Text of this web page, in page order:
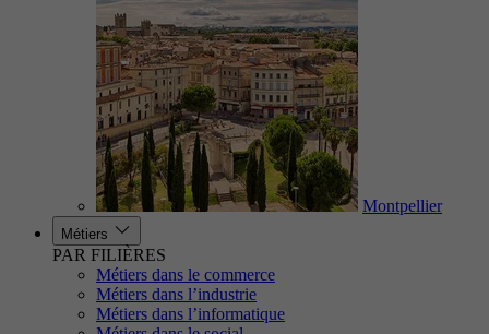
Montpellier
Métiers
PAR FILIÈRES
Métiers dans le commerce
Métiers dans l’industrie
Métiers dans l’informatique